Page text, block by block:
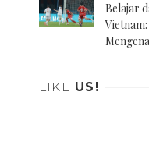
Belajar
LIKE US!